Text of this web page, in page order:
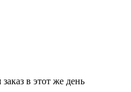
в этот же день